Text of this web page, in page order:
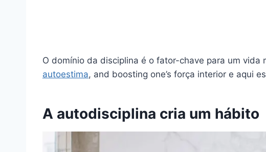
O domínio da disciplina é o fator-chave para um vida
autoestima, and boosting one’s força interior e aqui
A autodisciplina cria um hábito